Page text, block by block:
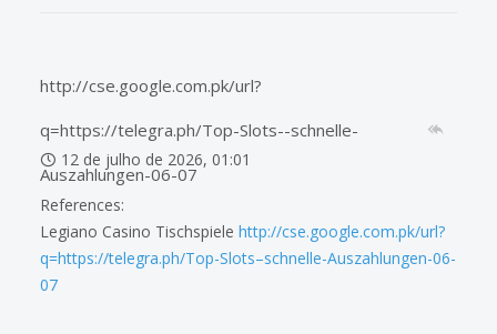
http://cse.google.com.pk/url?
q=https://telegra.ph/Top-Slots--schnelle-
Auszahlungen-06-07
12 de julho de 2026, 01:01
References:
Legiano Casino Tischspiele http://cse.google.com.pk/url?
q=https://telegra.ph/Top-Slots–schnelle-Auszahlungen-06-
07